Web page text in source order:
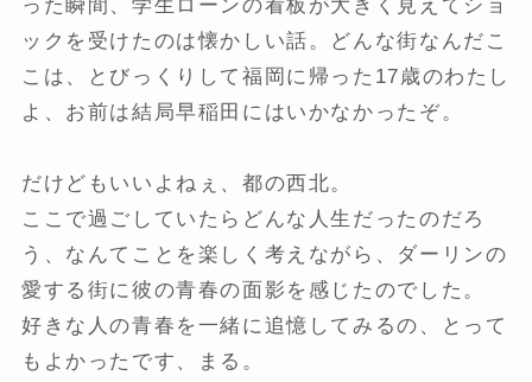
った瞬間、学生ローンの看板が大きく見えてショ
ックを受けたのは懐かしい話。どんな街なんだこ
こは、とびっくりして福岡に帰った17歳のわたし
よ、お前は結局早稲田にはいかなかったぞ。
だけどもいいよねぇ、都の西北。
ここで過ごしていたらどんな人生だったのだろ
う、なんてことを楽しく考えながら、ダーリンの
愛する街に彼の青春の面影を感じたのでした。
好きな人の青春を一緒に追憶してみるの、とって
もよかったです、まる。